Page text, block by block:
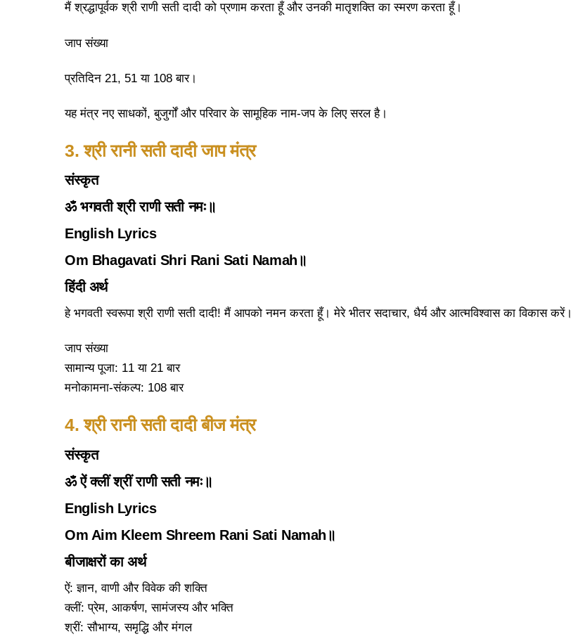
मैं श्रद्धापूर्वक श्री राणी सती दादी को प्रणाम करता हूँ और उनकी मातृशक्ति का स्मरण करता हूँ।
जाप संख्या
प्रतिदिन 21, 51 या 108 बार।
यह मंत्र नए साधकों, बुजुर्गों और परिवार के सामूहिक नाम-जप के लिए सरल है।
3. श्री रानी सती दादी जाप मंत्र
संस्कृत
ॐ भगवती श्री राणी सती नमः॥
English Lyrics
Om Bhagavati Shri Rani Sati Namah॥
हिंदी अर्थ
हे भगवती स्वरूपा श्री राणी सती दादी! मैं आपको नमन करता हूँ। मेरे भीतर सदाचार, धैर्य और आत्मविश्वास का विकास करें।
जाप संख्या
सामान्य पूजा: 11 या 21 बार
मनोकामना-संकल्प: 108 बार
4. श्री रानी सती दादी बीज मंत्र
संस्कृत
ॐ ऐं क्लीं श्रीं राणी सती नमः॥
English Lyrics
Om Aim Kleem Shreem Rani Sati Namah॥
बीजाक्षरों का अर्थ
ऐं: ज्ञान, वाणी और विवेक की शक्ति
क्लीं: प्रेम, आकर्षण, सामंजस्य और भक्ति
श्रीं: सौभाग्य, समृद्धि और मंगल